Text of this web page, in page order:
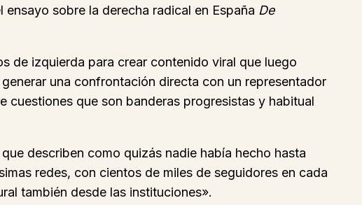
sobre la derecha radical en España De
de izquierda para crear contenido viral que luego
una confrontación directa con un representador
que son banderas progresistas y habitual
que describen como quizás nadie había hecho hasta
redes, con cientos de miles de seguidores en cada
también desde las instituciones».